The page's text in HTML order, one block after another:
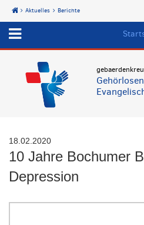
Start
Aktuelles Berichte
18.02.2020
10 Jahre Bochumer
Depression